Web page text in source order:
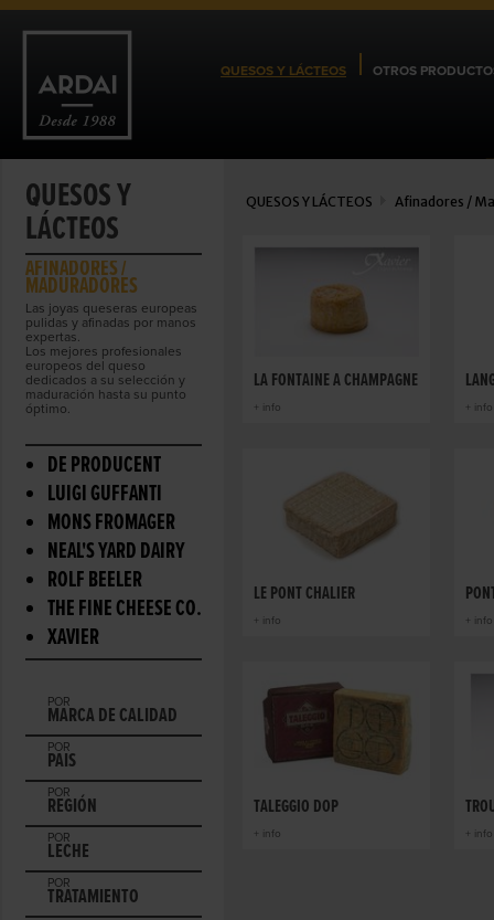
QUESOS Y LÁCTEOS OTROS
QUESOS Y
LÁCTEOS
AFINADORES /
MADURADORES
Las joyas queseras europeas
pulidas y afinadas por manos
expertas.
Los mejores profesionales
europeos del queso
dedicados a su selección y
maduración hasta su punto
óptimo.
DE PRODUCENT
LUIGI GUFFANTI
MONS FROMAGER
NEAL'S YARD DAIRY
ROLF BEELER
THE FINE CHEESE CO.
XAVIER
POR
MARCA DE CALIDAD
POR
PAIS
POR
REGIÓN
POR
LECHE
POR
TRATAMIENTO
QUESOS Y LÁCTEOS Afinadores /
LA FONTAINE A CHAMPAGNE
+ info + info
LE PONT CHALIER
+ info + info
TALEGGIO DOP
+ info + info